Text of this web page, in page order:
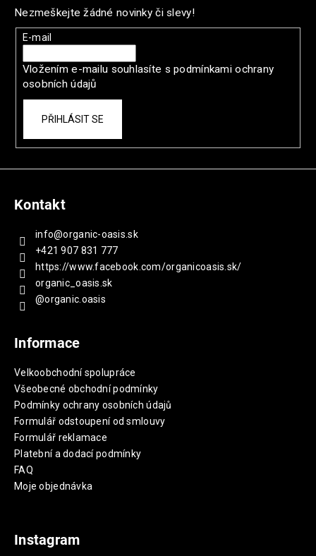
Nezmeškejte žádné novinky či slevy!
E-mail
Vložením e-mailu souhlasíte spodmínkami ochrany
osobních údajů
PŘIHLÁSIT SE
Kontakt
info@organic-oasis.sk
+421 907 831 777
https://www.facebook.com/organicoasis.sk/
organic_oasis.sk
@organic.oasis
Informace
Velkoobchodní spolupráce
Všeobecné obchodní podmínky
Podmínky ochrany osobních údajů
Formulář odstoupení od smlouvy
Formulář reklamace
Platební a dodací podmínky
FAQ
Moje objednávka
Instagram